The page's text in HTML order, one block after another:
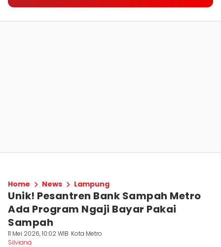
Home News Lampung
Unik! Pesantren Bank Sampah Metro
Ada Program Ngaji Bayar Pakai
Sampah
11 Mei 2026, 10:02 WIB Kota Metro
Silviana